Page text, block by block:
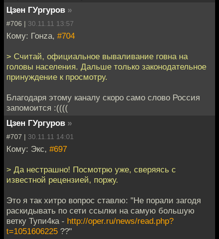
Цзен ГУргуров »
#706 | 30.11.11 13:57
Кому: Гонzа, #704
> Считай, официальное вываливание говна на
головы населения. Дальше только законодательное
принуждение к просмотру.
Благодаря этому каналу скоро само слово Россия
запомоится :((((
Цзен ГУргуров »
#707 | 30.11.11 14:01
Кому: Экс, #697
> Да нестрашно! Посмотрю уже, сверяясь с
известной рецензией, поржу.
Это я так хитро вопрос ставлю: "Не порали загодя
раскидывать по сети ссылки на самую большую
ветку Тупи4ка - http://oper.ru/news/read.php?
t=1051606225 ??"